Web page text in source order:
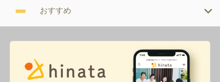
おすすめ